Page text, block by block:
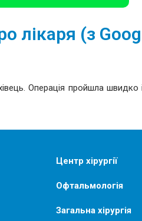
лікаря (з
Операція пройшла
Центр хірургії
Офтальмологія
Загальна хірургія